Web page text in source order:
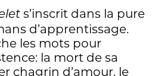
s’inscrit dans la pure
d’apprentissage.
les mots pour
la mort de sa
chagrin d’amour, le